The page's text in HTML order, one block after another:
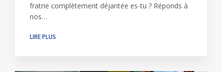
fratrie complètement déjantée es-tu ? Réponds à
nos…
LIRE PLUS